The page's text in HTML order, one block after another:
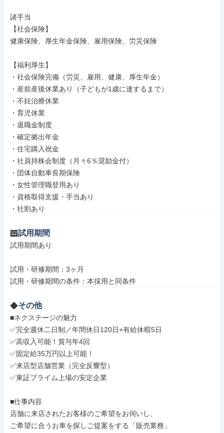
諸手当
【社会保険】
健康保険、厚生年金保険、雇用保険、労災保険
【福利厚生】
・社会保険完備（労災、雇用、健康、厚生年金）
・産前産後休業あり（子どもが1歳に達するまで）
・不妊治療休業
・育児休業
・退職金制度
・確定拠出年金
・住宅購入祝金
・社員持株会制度（月々6％奨励金付）
・団体自動車長期保険
・女性管理職登用あり
・資格取得支援・手当あり
・社割あり
試用期間
試用期間あり
試用・研修期間：3ヶ月
その他
■ネクステージの魅力
✅完全週休二日制／年間休日120日+有給休暇5日
✅高収入可能！賞与年4回
✅固定給35万円以上可能！
✅来店型店舗営業（完全反響型）
✅東証プライム上場の安定企業
■仕事内容
店舗に来店されたお客様のご希望をお伺いし、
ご希望に合うお車を探しご提案をする「販売業務」